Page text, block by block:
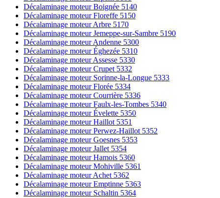
Décalaminage moteur Boignée 5140
Décalaminage moteur Floreffe 5150
Décalaminage moteur Arbre 5170
Décalaminage moteur Jemeppe-sur-Sambre 5190
Décalaminage moteur Andenne 5300
Décalaminage moteur Éghezée 5310
Décalaminage moteur Assesse 5330
Décalaminage moteur Crupet 5332
Décalaminage moteur Sorinne-la-Longue 5333
Décalaminage moteur Florée 5334
Décalaminage moteur Courrière 5336
Décalaminage moteur Faulx-les-Tombes 5340
Décalaminage moteur Évelette 5350
Décalaminage moteur Haillot 5351
Décalaminage moteur Perwez-Haillot 5352
Décalaminage moteur Goesnes 5353
Décalaminage moteur Jallet 5354
Décalaminage moteur Hamois 5360
Décalaminage moteur Mohiville 5361
Décalaminage moteur Achet 5362
Décalaminage moteur Emptinne 5363
Décalaminage moteur Schaltin 5364